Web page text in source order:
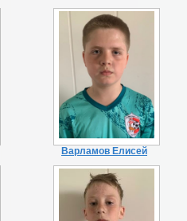
Варламов Елисей